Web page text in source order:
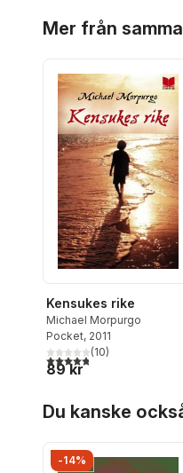
Mer från
Kensukes rike
Michael Morpurgo
Pocket, 2011
4,8utav 5 stjärnor. Totalt
(10)
89 kr
Du kanske
-14%